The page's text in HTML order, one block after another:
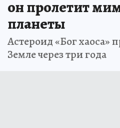
он пролетит
планеты
Астероид «Бог хаоса»
Земле через три года